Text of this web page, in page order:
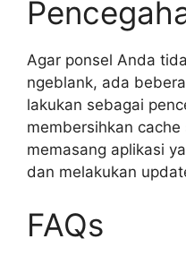
Agar ponsel Anda
ngeblank, ada
lakukan sebagai
membersihkan
memasang aplikasi
dan melakukan
FAQs